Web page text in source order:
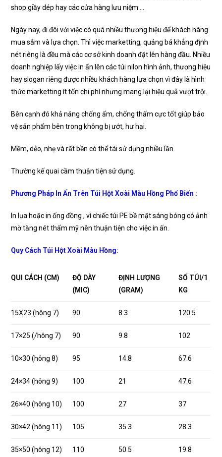
shop giầy dép hay các cửa hàng lưu niệm …
Ngày nay, đi đôi với việc có quá nhiều thương hiệu để khách hàng
mua sắm và lựa chọn. Thì việc marketting, quảng bá khẳng định
nét riêng là đều mà các cơ sở kinh doanh đặt lên hàng đầu. Nhiều
doanh nghiệp lấy việc in ấn lên các túi nilon hình ảnh, thương hiệu
hay slogan riêng được nhiều khách hàng lựa chọn vì đây là hình
thức marketting ít tốn chi phí nhưng mang lại hiệu quả vượt trội.
Bên cạnh đó khả năng chống ẩm, chống thấm cực tốt giúp bảo
vệ sản phẩm bên trong không bị ướt, hư hại.
Mềm, dẻo, nhẹ và rất bền có thể tái sử dụng nhiều lần.
Thường kế quai cầm thuận tiện sử dụng.
Phương Pháp In Ấn Trên Túi Hột Xoài Màu Hồng Phổ Biến :
In lụa hoặc in ống đồng , vì chiếc túi PE bề mặt sáng bóng có ảnh
mờ tăng nét thẩm mỹ nên thuận tiện cho việc in ấn.
Quy Cách Túi Hột Xoài Màu Hồng:
QUI CÁCH (CM)
ĐỘ DÀY
(MIC)
ĐỊNH LƯỢNG
(GRAM)
SỐ TÚI/1
KG
15X23 (hông 7) 90 8.3 120.5
17×25 (/hông 7) 90 9.8 102
10×30 (hông 8) 95 14.8 67.6
24×34 (hông 9) 100 21 47.6
26×40 (hông 10) 100 27 37
30×42 (hông 11) 105 35.3 28.3
35×50 (hông 12) 110 50.5 19.8